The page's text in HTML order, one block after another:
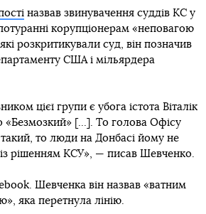
назвав звинувачення суддів КС у
корупціонерам «неповагою
розкритикували суд, він позначив
США і мільярдера
цієї групи є убога істота Віталік
«Безмозкий» [...]. То голова Офісу
то люди на Донбасі йому не
рішенням КСУ», — писав Шевченко.
Шевченка він назвав «ватним
яка перетнула лінію.